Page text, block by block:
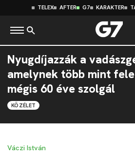
TELEX AFTER G7 KARAKTER
Nyugdíjazzák a
amelynek több mint
mégis 60 éve szolgál
KÖZÉLET
Váczi István